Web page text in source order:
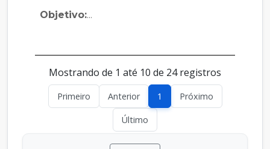
Objetivo:...
Mostrando de 1 até 10 de 24 registros
Primeiro Anterior 1 Próximo
Último